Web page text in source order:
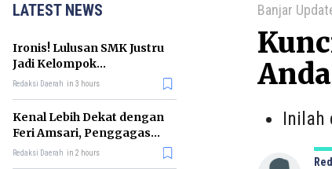
LATEST NEWS
Ironis! Lulusan SMK Justru
Jadi Kelompok
Pengangguran Terbanyak
Redaksi Daerah in 3 hours
Kenal Lebih Dekat dengan
Feri Amsari, Penggagas
Kabinet Bayangan
Redaksi Daerah in 2 hours
Banjar
Anda
Inilah